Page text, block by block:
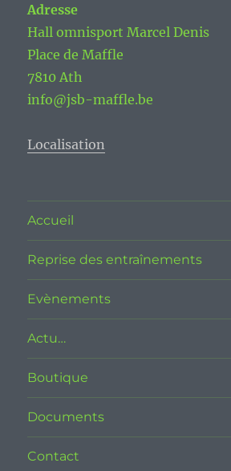
Adresse
Hall omnisport Marcel Denis
Place de Maffle
7810 Ath
info@jsb-maffle.be
Localisation
Accueil
Reprise des entraînements
Evènements
Actu…
Boutique
Documents
Contact